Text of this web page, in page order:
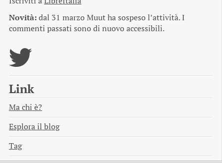
Novità:dal 31 marzo Muut ha sospeso l’attività. I
commenti passati sono di nuovo accessibili.
Link
Ma chi è?
Esplora il blog
Tag